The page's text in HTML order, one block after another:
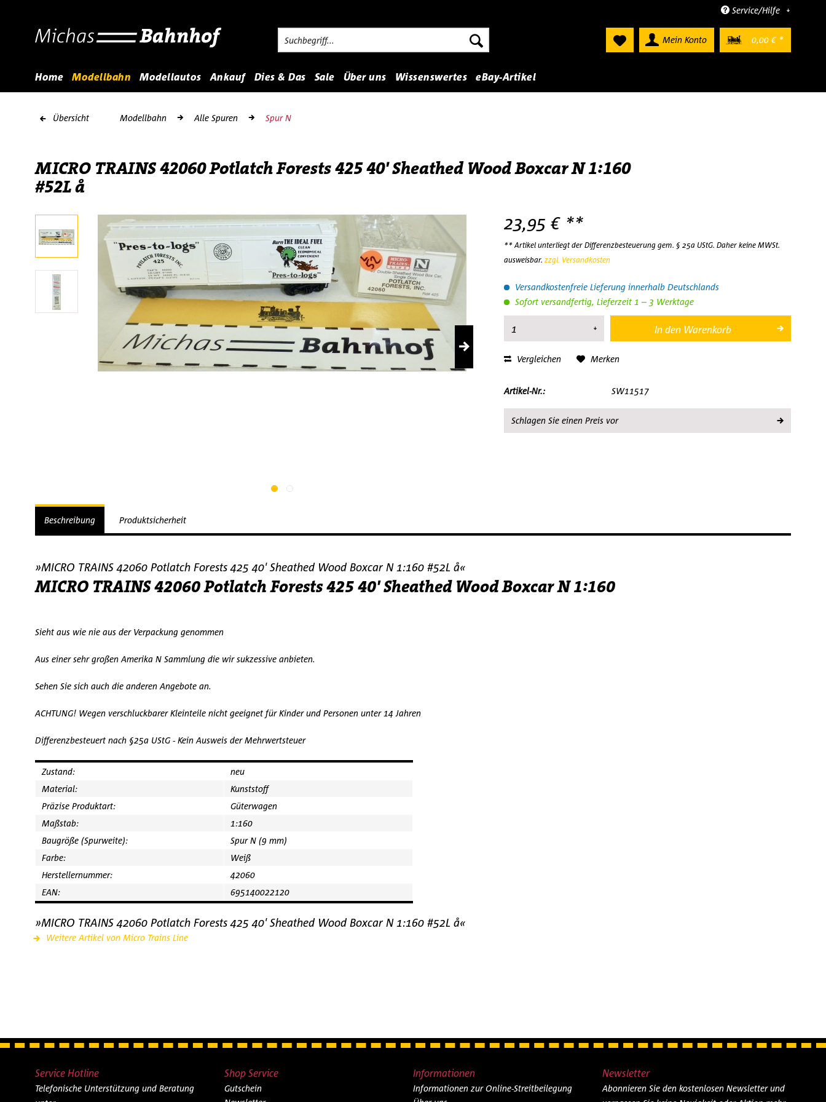
Service/Hilfe
Mein Konto 0,00 € *
Home Modellbahn Modellautos Ankauf Dies & Das Sale Über uns Wissenswertes eBay-Artikel
Übersicht Modellbahn Alle Spuren Spur N
MICRO TRAINS 42060 Potlatch Forests 425 40' Sheathed Wood Boxcar N 1:160
#52L å
23,95 € **
** Artikel unterliegt der Differenzbesteuerung gem. § 25a UStG. Daher keine MWSt.
ausweisbar. zzgl. Versandkosten
Versandkostenfreie Lieferung innerhalb Deutschlands
Sofort versandfertig, Lieferzeit 1 – 3 Werktage
In den Warenkorb
Vergleichen Merken
Artikel-Nr.: SW11517
Schlagen Sie einen Preis vor
Beschreibung Produktsicherheit
»MICRO TRAINS 42060 Potlatch Forests 425 40' Sheathed Wood Boxcar N 1:160 #52L å«
MICRO TRAINS 42060 Potlatch Forests 425 40' Sheathed Wood Boxcar N 1:160
Sieht aus wie nie aus der Verpackung genommen
Aus einer sehr großen Amerika N Sammlung die wir sukzessive anbieten.
Sehen Sie sich auch die anderen Angebote an.
ACHTUNG! Wegen verschluckbarer Kleinteile nicht geeignet für Kinder und Personen unter 14 Jahren
Differenzbesteuert nach §25a UStG - Kein Ausweis der Mehrwertsteuer
Zustand:
neu
Material:
Kunststoff
Präzise Produktart:
Güterwagen
Maßstab:
1:160
Baugröße (Spurweite):
Spur N (9 mm)
Farbe:
Weiß
Herstellernummer:
42060
EAN:
695140022120
»MICRO TRAINS 42060 Potlatch Forests 425 40' Sheathed Wood Boxcar N 1:160 #52L å«
Weitere Artikel von Micro Trains Line
Service Hotline
Telefonische Unterstützung und Beratung
Shop Service
Gutschein
Informationen
Informationen zur Online-Streitbeilegung
Newsletter
Abonnieren Sie den kostenlosen Newsletter und